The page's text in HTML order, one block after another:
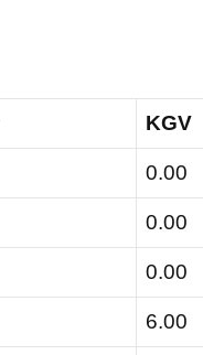
KGV
0.00
0.00
0.00
6.00